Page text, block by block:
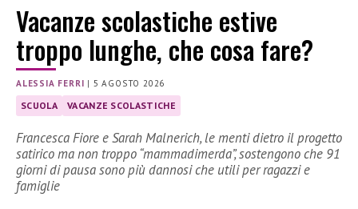
Vacanze scolastiche estive
troppo lunghe, che cosa fare?
ALESSIA FERRI | 5 AGOSTO 2026
SCUOLA VACANZE SCOLASTICHE
Francesca Fiore e Sarah Malnerich, le menti dietro il progetto
satirico ma non troppo “mammadimerda”, sostengono che 91
giorni di pausa sono più dannosi che utili per ragazzi e
famiglie